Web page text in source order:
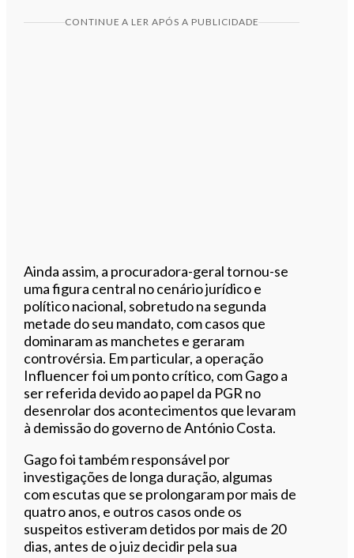
CONTINUE A LER APÓS A PUBLICIDADE
Ainda assim, a procuradora-geral tornou-se
uma figura central no cenário jurídico e
político nacional, sobretudo na segunda
metade do seu mandato, com casos que
dominaram as manchetes e geraram
controvérsia. Em particular, a operação
Influencer foi um ponto crítico, com Gago a
ser referida devido ao papel da PGR no
desenrolar dos acontecimentos que levaram
à demissão do governo de António Costa.
Gago foi também responsável por
investigações de longa duração, algumas
com escutas que se prolongaram por mais de
quatro anos, e outros casos onde os
suspeitos estiveram detidos por mais de 20
dias, antes de o juiz decidir pela sua